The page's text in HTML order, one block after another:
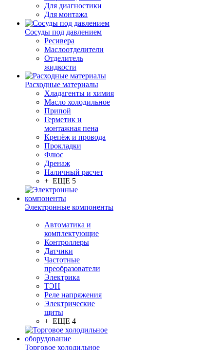
Для диагностики
Для монтажа
Сосуды под давлением
Ресивера
Маслоотделители
Отделитель
жидкости
Расходные материалы
Хладагенты и химия
Масло холодильное
Припой
Герметик и
монтажная пена
Крепёж и провода
Прокладки
Флюс
Дренаж
Наличный расчет
+ ЕЩЕ 5
Электронные компоненты
Автоматика и
комплектующие
Контроллеры
Датчики
Частотные
преобразователи
Электрика
ТЭН
Реле напряжения
Электрические
щиты
+ ЕЩЕ 4
Торговое холодильное